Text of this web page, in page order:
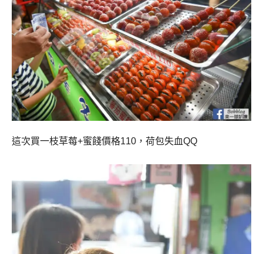
這次買一枝草莓+蜜餞價格110，荷包失血QQ